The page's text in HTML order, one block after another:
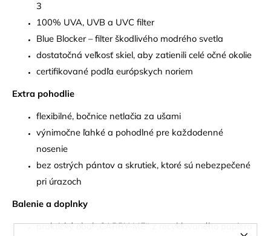
3
100% UVA, UVB a UVC filter
Blue Blocker – filter škodlivého modrého svetla
dostatočná veľkosť skiel, aby zatienili celé očné okolie
certifikované podľa európskych noriem
Extra pohodlie
flexibilné, bočnice netlačia za ušami
výnimočne ľahké a pohodlné pre každodenné
nosenie
bez ostrých pántov a skrutiek, ktoré sú nebezpečené
pri úrazoch
Balenie a doplnky
praktický obal „CARRY-ME“ z recyklovaného papiera